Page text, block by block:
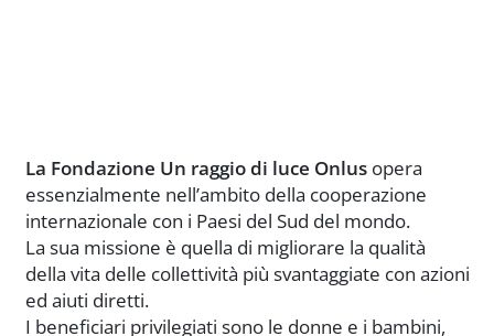
La Fondazione Un raggio di luce Onlusopera
essenzialmente nell’ambito della cooperazione
internazionale con i Paesi del Sud del mondo.
La sua missione è quella di migliorare la qualità
della vita delle collettività più svantaggiate con azioni
ed aiuti diretti.
I beneficiari privilegiati sono le donne e i bambini,